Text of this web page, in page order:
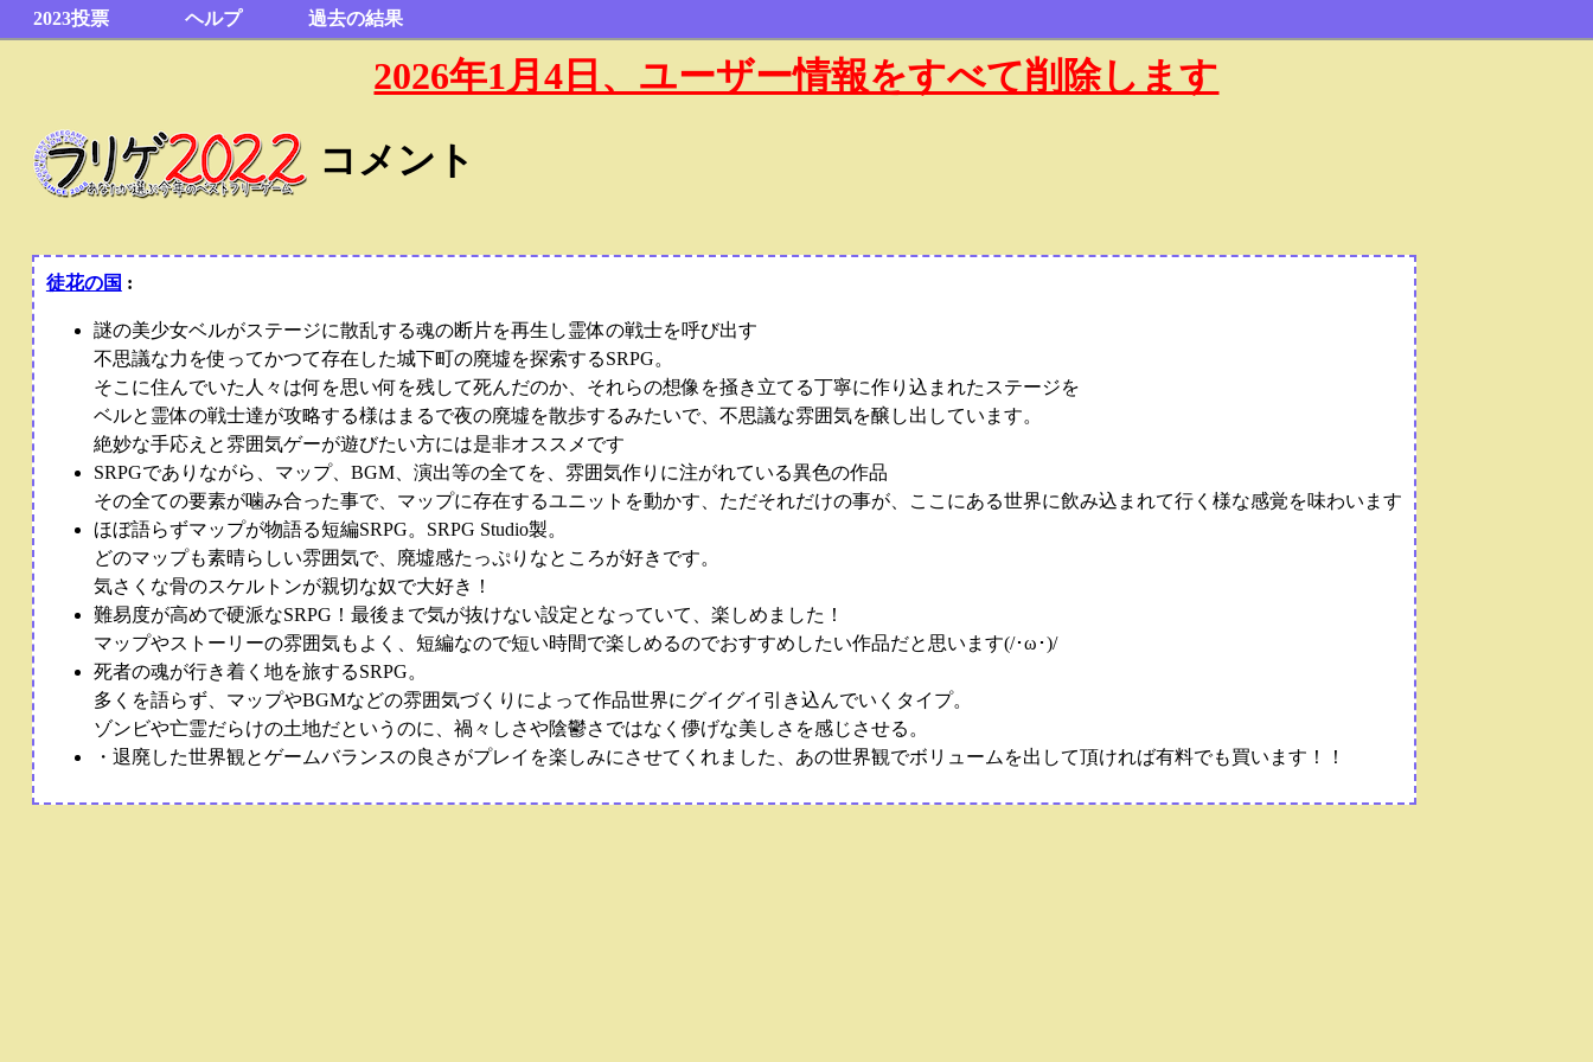
2023投票 ヘルプ 過去の結果
2026年1月4日、ユーザー情報をすべて削除します
コメント
徒花の国 :
謎の美少女ベルがステージに散乱する魂の断片を再生し霊体の戦士を呼び出す
不思議な力を使ってかつて存在した城下町の廃墟を探索するSRPG。
そこに住んでいた人々は何を思い何を残して死んだのか、それらの想像を掻き立てる丁寧に作り込まれたステージを
ベルと霊体の戦士達が攻略する様はまるで夜の廃墟を散歩するみたいで、不思議な雰囲気を醸し出しています。
絶妙な手応えと雰囲気ゲーが遊びたい方には是非オススメです
SRPGでありながら、マップ、BGM、演出等の全てを、雰囲気作りに注がれている異色の作品
その全ての要素が噛み合った事で、マップに存在するユニットを動かす、ただそれだけの事が、ここにある世界に飲み込まれて行く様な感覚を味わいます
ほぼ語らずマップが物語る短編SRPG。SRPG Studio製。
どのマップも素晴らしい雰囲気で、廃墟感たっぷりなところが好きです。
気さくな骨のスケルトンが親切な奴で大好き！
難易度が高めで硬派なSRPG！最後まで気が抜けない設定となっていて、楽しめました！
マップやストーリーの雰囲気もよく、短編なので短い時間で楽しめるのでおすすめしたい作品だと思います(/･ω･)/
死者の魂が行き着く地を旅するSRPG。
多くを語らず、マップやBGMなどの雰囲気づくりによって作品世界にグイグイ引き込んでいくタイプ。
ゾンビや亡霊だらけの土地だというのに、禍々しさや陰鬱さではなく儚げな美しさを感じさせる。
・退廃した世界観とゲームバランスの良さがプレイを楽しみにさせてくれました、あの世界観でボリュームを出して頂ければ有料でも買います！！